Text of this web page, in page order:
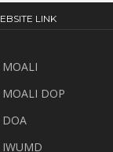
LINK
MOALI
MOALI DOP
DOA
IWUMD